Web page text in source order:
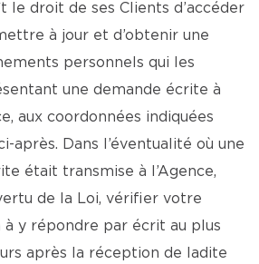
le droit de ses Clients d’accéder
à jour et d’obtenir une
personnels qui les
une demande écrite à
aux coordonnées indiquées
après. Dans l’éventualité où une
était transmise à l’Agence,
de la Loi, vérifier votre
y répondre par écrit au plus
après la réception de ladite